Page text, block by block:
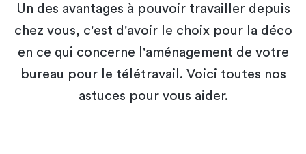
Un des avantages à pouvoir travailler depuis
chez vous, c'est d'avoir le choix pour la déco
en ce qui concerne l'aménagement de votre
bureau pour le télétravail. Voici toutes nos
astuces pour vous aider.